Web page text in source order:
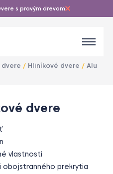
s pravým drevom
dvere / Hliníkové dvere / Alu
dvere
vlastnosti
prekrytia